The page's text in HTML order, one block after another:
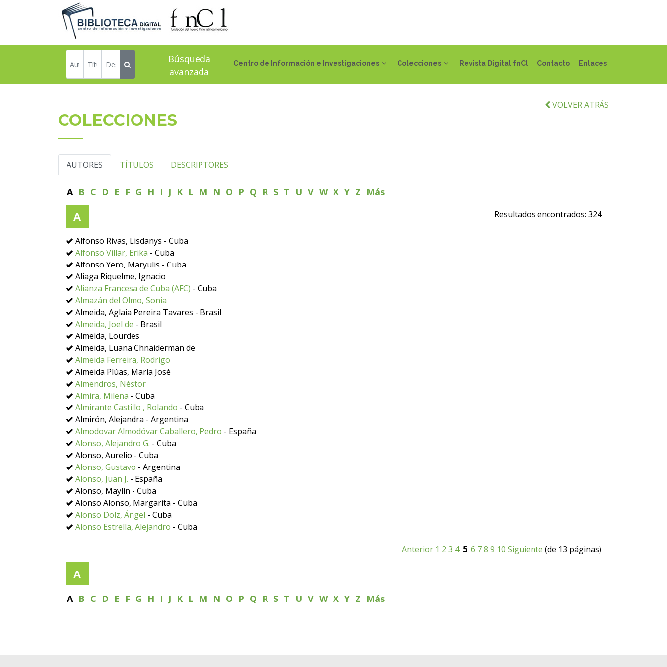
Centro de Información e Investigaciones Colecciones Revista Digital fnCl Contacto Enlaces
Búsqueda
avanzada
VOLVER ATRÁS
COLECCIONES
AUTORES TÍTULOS DESCRIPTORES
A B C D E F G H I J K L M N O P Q R S T U V W X Y Z Más
A Resultados encontrados: 324
Alfonso Rivas, Lisdanys - Cuba
Alfonso Villar, Erika - Cuba
Alfonso Yero, Maryulis - Cuba
Aliaga Riquelme, Ignacio
Alianza Francesa de Cuba (AFC) - Cuba
Almazán del Olmo, Sonia
Almeida, Aglaia Pereira Tavares - Brasil
Almeida, Joel de - Brasil
Almeida, Lourdes
Almeida, Luana Chnaiderman de
Almeida Ferreira, Rodrigo
Almeida Plúas, María José
Almendros, Néstor
Almira, Milena - Cuba
Almirante Castillo , Rolando - Cuba
Almirón, Alejandra - Argentina
Almodovar Almodóvar Caballero, Pedro - España
Alonso, Alejandro G. - Cuba
Alonso, Aurelio - Cuba
Alonso, Gustavo - Argentina
Alonso, Juan J. - España
Alonso, Maylín - Cuba
Alonso Alonso, Margarita - Cuba
Alonso Dolz, Ángel - Cuba
Alonso Estrella, Alejandro - Cuba
Anterior 1 2 3 4 5 6 78 9 10 Siguiente (de 13 páginas)
A
A B C D E F G H I J K L M N O P Q R S T U V W X Y Z Más